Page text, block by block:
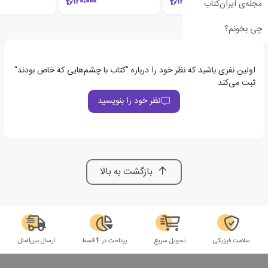
مجله‌ی ایران‌کتاب
چی بخونم؟
اولین نفری باشید که نظر خود را درباره "کتاب با چشم‌هایی که خاص بودند"
ثبت می‌کند
نظر خود را بنویسید
بازگشت به بالا
سلامت فیزیکی تحویل سریع پرداخت در 4 قسط ارسال بین‌الملل